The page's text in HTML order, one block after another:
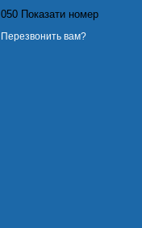
050 Показати номер
Перезвонить вам?